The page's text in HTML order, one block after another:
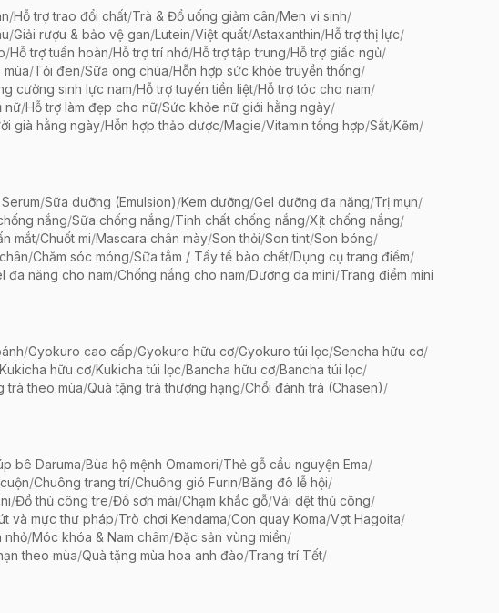
/Hỗ trợ trao đổi chất/Trà & Đồ uống giảm cân/Men vi sinh/
/Giải rượu & bảo vệ gan/Lutein/Việt quất/Astaxanthin/Hỗ trợ thị lực/
/Hỗ trợ tuần hoàn/Hỗ trợ trí nhớ/Hỗ trợ tập trung/Hỗ trợ giấc ngủ/
/Tỏi đen/Sữa ong chúa/Hỗn hợp sức khỏe truyền thống/
cường sinh lực nam/Hỗ trợ tuyến tiền liệt/Hỗ trợ tóc cho nam/
nữ/Hỗ trợ làm đẹp cho nữ/Sức khỏe nữ giới hằng ngày/
già hằng ngày/Hỗn hợp thảo dược/Magie/Vitamin tổng hợp/Sắt/Kẽm/
/Sữa dưỡng (Emulsion)/Kem dưỡng/Gel dưỡng đa năng/Trị mụn/
nắng/Sữa chống nắng/Tinh chất chống nắng/Xịt chống nắng/
mắt/Chuốt mi/Mascara chân mày/Son thỏi/Son tint/Son bóng/
/Chăm sóc móng/Sữa tắm / Tẩy tế bào chết/Dụng cụ trang điểm/
đa năng cho nam/Chống nắng cho nam/Dưỡng da mini/Trang điểm mini
/Gyokuro cao cấp/Gyokuro hữu cơ/Gyokuro túi lọc/Sencha hữu cơ/
Kukicha hữu cơ/Kukicha túi lọc/Bancha hữu cơ/Bancha túi lọc/
trà theo mùa/Quà tặng trà thượng hạng/Chổi đánh trà (Chasen)/
bê Daruma/Bùa hộ mệnh Omamori/Thẻ gỗ cầu nguyện Ema/
/Chuông trang trí/Chuông gió Furin/Băng đô lễ hội/
/Đồ thủ công tre/Đồ sơn mài/Chạm khắc gỗ/Vải dệt thủ công/
và mực thư pháp/Trò chơi Kendama/Con quay Koma/Vợt Hagoita/
nhỏ/Móc khóa & Nam châm/Đặc sản vùng miền/
theo mùa/Quà tặng mùa hoa anh đào/Trang trí Tết/